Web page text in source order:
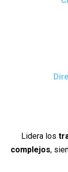
Lidera los
complejos,